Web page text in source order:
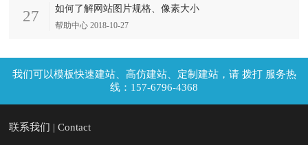
27 如何了解网站图片规格、像素大小
帮助中心 2018-10-27
拨打 服务热
线：157-6796-4368
联系我们 | Contact